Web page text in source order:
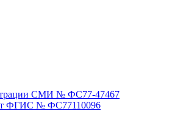
СМИ № ФС77-47467
ФГИС № ФС77110096